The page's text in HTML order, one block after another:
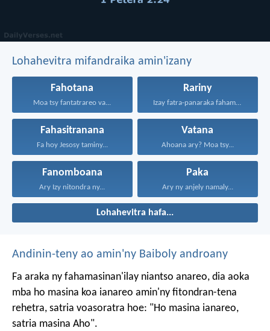
Lohahevitra mifandraika amin'izany
Fahotana
Moa tsy fantatrareo va...
Rariny
Izay fatra-panaraka fahamarinana sy...
Fahasitranana
Fa hoy Jesosy taminy...
Vatana
Ahoana ary? Moa tsy...
Fanomboana
Ary Izy nitondra ny...
Paka
Ary ny anjely namaly...
Lohahevitra hafa...
Andinin-teny ao amin'ny Baiboly androany
Fa araka ny fahamasinan'ilay niantso anareo, dia aoka
mba ho masina koa ianareo amin'ny fitondran-tena
rehetra, satria voasoratra hoe: "Ho masina ianareo,
satria masina Aho".